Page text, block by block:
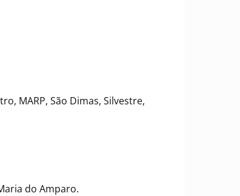
MARP, São Dimas, Silvestre,
do Amparo.